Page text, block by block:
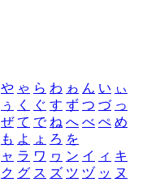
や ゃ ら わ ゎ ん い ぃ
ぅ く ぐ す ず つ づ っ
ぜ て で ね へ べ ぺ め
も よ ょ ろ を
ャ ラ ワ ヮ ン イ ィ キ
ク グ ス ズ ツ ヅ ッ ヌ